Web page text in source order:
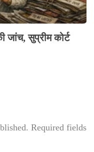
सुप्रीम कोर्ट
Required fields